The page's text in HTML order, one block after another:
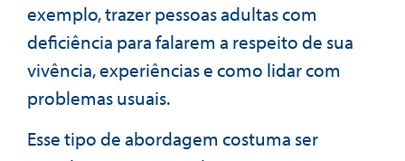
exemplo, trazer pessoas adultas com
deficiência para falarem a respeito de sua
vivência, experiências e como lidar com
problemas usuais.
Esse tipo de abordagem costuma ser